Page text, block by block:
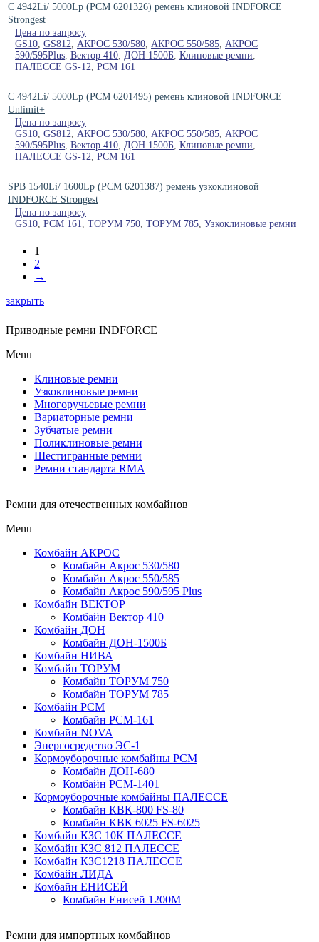
C 4942Li/ 5000Lp (РСМ 6201326) ремень клиновой INDFORCE
Strongest
Цена по запросу
GS10 GS812 АКРОС 530/580 АКРОС 550/585 АКРОС
590/595Plus Вектор 410 ДОН 1500Б Клиновые ремни
ПАЛЕССЕ GS-12 РСМ 161
C 4942Li/ 5000Lp (РСМ 6201495) ремень клиновой INDFORCE
Unlimit+
Цена по запросу
GS10 GS812 АКРОС 530/580 АКРОС 550/585 АКРОС
590/595Plus Вектор 410 ДОН 1500Б Клиновые ремни
ПАЛЕССЕ GS-12 РСМ 161
SPB 1540Li/ 1600Lp (РСМ 6201387) ремень узкоклиновой
INDFORCE Strongest
Цена по запросу
GS10 РСМ 161 ТОРУМ 750 ТОРУМ 785 Узкоклиновые ремни
1
2
→
закрыть
Приводные ремни INDFORCE
Menu
Клиновые ремни
Узкоклиновые ремни
Многоручьевые ремни
Вариаторные ремни
Зубчатые ремни
Поликлиновые ремни
Шестигранные ремни
Ремни стандарта RMA
Ремни для отечественных комбайнов
Menu
Комбайн АКРОС
Комбайн Акрос 530/580
Комбайн Акрос 550/585
Комбайн Акрос 590/595 Plus
Комбайн ВЕКТОР
Комбайн Вектор 410
Комбайн ДОН
Комбайн ДОН-1500Б
Комбайн НИВА
Комбайн ТОРУМ
Комбайн ТОРУМ 750
Комбайн ТОРУМ 785
Комбайн РСМ
Комбайн РСМ-161
Комбайн NOVA
Энергосредство ЭС-1
Кормоуборочные комбайны РСМ
Комбайн ДОН-680
Комбайн РСМ-1401
Кормоуборочные комбайны ПАЛЕССЕ
Комбайн КВК-800 FS-80
Комбайн КВК 6025 FS-6025
Комбайн КЗС 10К ПАЛЕССЕ
Комбайн КЗС 812 ПАЛЕССЕ
Комбайн КЗС1218 ПАЛЕССЕ
Комбайн ЛИДА
Комбайн ЕНИСЕЙ
Комбайн Енисей 1200М
Ремни для импортных комбайнов